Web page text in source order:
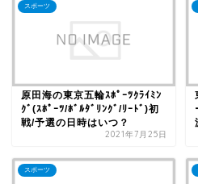
スポーツ
原田海の東京五輪ｽﾎﾟｰﾂｸﾗｲﾐﾝ
ｸﾞ(ｽﾎﾟｰﾂ/ﾎﾞﾙﾀﾞﾘﾝｸﾞ/ﾘｰﾄﾞ)初
戦/予選の日時はいつ？
2021年7月25日
スポーツ